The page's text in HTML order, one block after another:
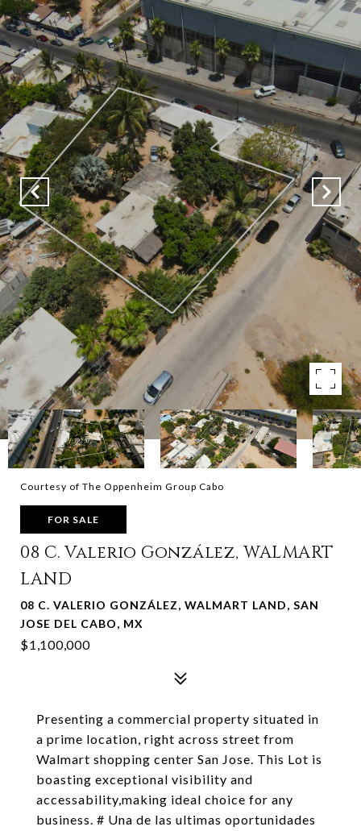
Courtesy of The Oppenheim Group Cabo
FOR SALE
08 C. Valerio González, WALMART
LAND
08 C. VALERIO GONZÁLEZ, WALMART LAND, SAN
JOSE DEL CABO, MX
$1,100,000
Presenting a commercial property situated in
a prime location, right across street from
Walmart shopping center San Jose. This Lot is
boasting exceptional visibility and
accessability,making ideal choice for any
business. # Una de las ultimas oportunidades